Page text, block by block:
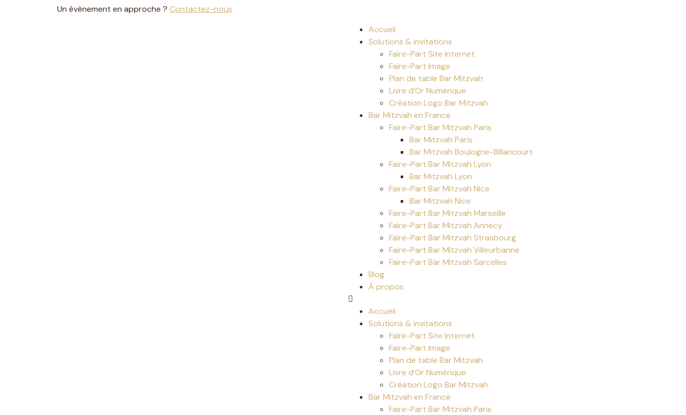
Un évènement en approche ? Contactez-nous
Accueil
Solutions & invitations
Faire-Part Site Internet
Faire-Part Image
Plan de table Bar Mitzvah
Livre d’Or Numérique
Création Logo Bar Mitzvah
Bar Mitzvah en France
Faire-Part Bar Mitzvah Paris
Bar Mitzvah Paris
Bar Mitzvah Boulogne-Billancourt
Faire-Part Bar Mitzvah Lyon
Bar Mitzvah Lyon
Faire-Part Bar Mitzvah Nice
Bar Mitzvah Nice
Faire-Part Bar Mitzvah Marseille
Faire-Part Bar Mitzvah Annecy
Faire-Part Bar Mitzvah Strasbourg
Faire-Part Bar Mitzvah Villeurbanne
Faire-Part Bar Mitzvah Sarcelles
Blog
À propos
Accueil
Solutions & invitations
Faire-Part Site Internet
Faire-Part Image
Plan de table Bar Mitzvah
Livre d’Or Numérique
Création Logo Bar Mitzvah
Bar Mitzvah en France
Faire-Part Bar Mitzvah Paris